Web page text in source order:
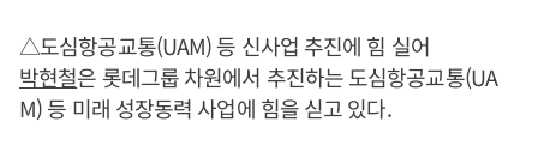
△도심항공교통(UAM) 등 신사업 추진에 힘 실어
박현철은 롯데그룹 차원에서 추진하는 도심항공교통(UA
M) 등 미래 성장동력 사업에 힘을 싣고 있다.